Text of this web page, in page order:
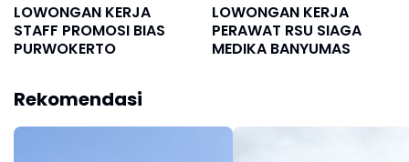
LOWONGAN KERJA
STAFF PROMOSI BIAS
PURWOKERTO
LOWONGAN KERJA
PERAWAT RSU SIAGA
MEDIKA BANYUMAS
Rekomendasi